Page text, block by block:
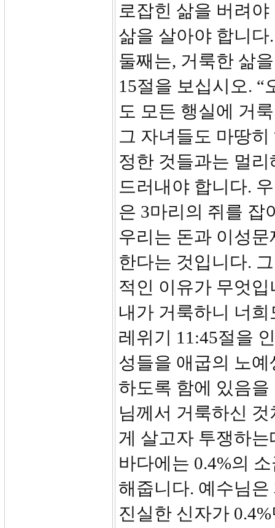
로잡힌 삶을 버려
삶을 살아야 합니다.
둘째는, 거룩한 삶
15절을 보십시오. “
도 모든 행실에 거
그 자녀들도 마땅
정한 것들과는 멀
드러내야 합니다.
은 3마리의 쥐를 잡
우리는 돈과 이성
한다는 것입니다.
적인 이유가 무엇
내가 거룩하니 너
레위기 11:45절을
성들을 애굽의 노
하도록 함에 있음
님께서 거룩하신
게 살고자 투쟁하
바다에는 0.4%의
해줍니다. 예수님
진실한 신자가